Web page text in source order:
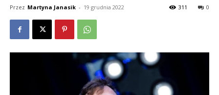
Przez Martyna Janasik - 19 grudnia 2022 0
311